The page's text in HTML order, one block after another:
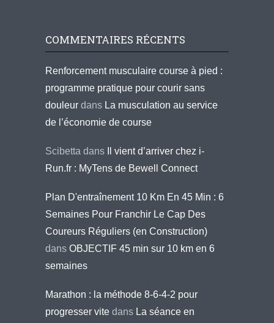
COMMENTAIRES RÉCENTS
Renforcement musculaire course à pied :
programme pratique pour courir sans
douleur dans La musculation au service
de l’économie de course
Scibetta dans
Il vient d’arriver chez i-
Run.fr : MyTens de Bewell Connect
Plan D'entraînement 10 Km En 45 Min : 6
Semaines Pour Franchir Le Cap Des
Coureurs Réguliers (en Construction)
dans OBJECTIF 45 min sur 10 km en 6
semaines
Marathon : la méthode 8-6-4-2 pour
progresser vite dans La séance en